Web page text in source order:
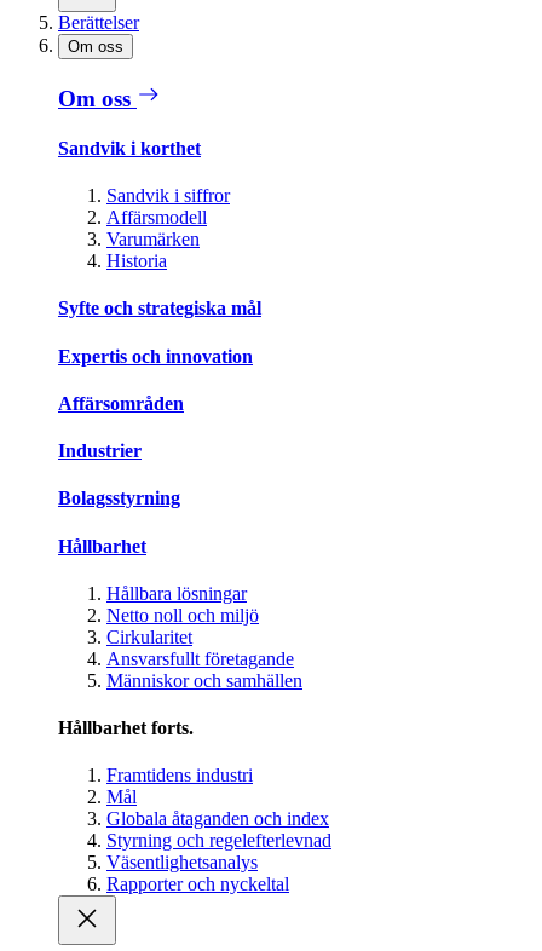
Berättelser
Om oss
Om oss
Sandvik i korthet
Sandvik i siffror
Affärsmodell
Varumärken
Historia
Syfte och strategiska mål
Expertis och innovation
Affärsområden
Industrier
Bolagsstyrning
Hållbarhet
Hållbara lösningar
Netto noll och miljö
Cirkularitet
Ansvarsfullt företagande
Människor och samhällen
Hållbarhet forts.
Framtidens industri
Mål
Globala åtaganden och index
Styrning och regelefterlevnad
Väsentlighetsanalys
Rapporter och nyckeltal